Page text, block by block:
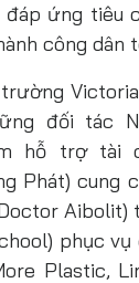
ứng tiêu
công dân
đối tác
hỗ trợ tài
Phát) cung
phục
Plastic,